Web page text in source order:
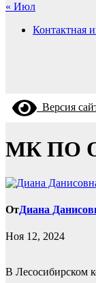
« Июл
Контактная
Версия
МК ПО
ОтДиана
Ноя 12, 2024
В Лесосибирском